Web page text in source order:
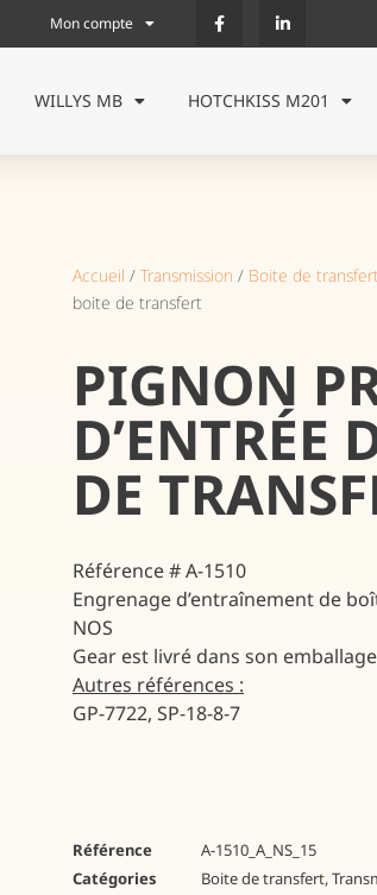
Mon compte
WILLYS MB HOTCHKISS M201
Accueil / Transmission / Boite de
boite de transfert
PIGNON
D’ENTRÉE
DE
Référence # A-1510
Engrenage d’entraînement de
NOS
Gear est livré dans son
Autres références :
GP-7722, SP-18-8-7
Référence
A-1510_A_NS_15
Catégories
Boite de transfert,